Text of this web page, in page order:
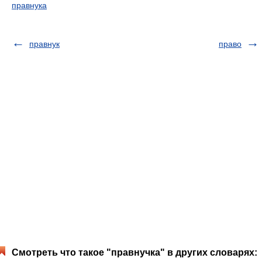
правнука
правнук право
Смотреть что такое "правнучка" в других словарях: